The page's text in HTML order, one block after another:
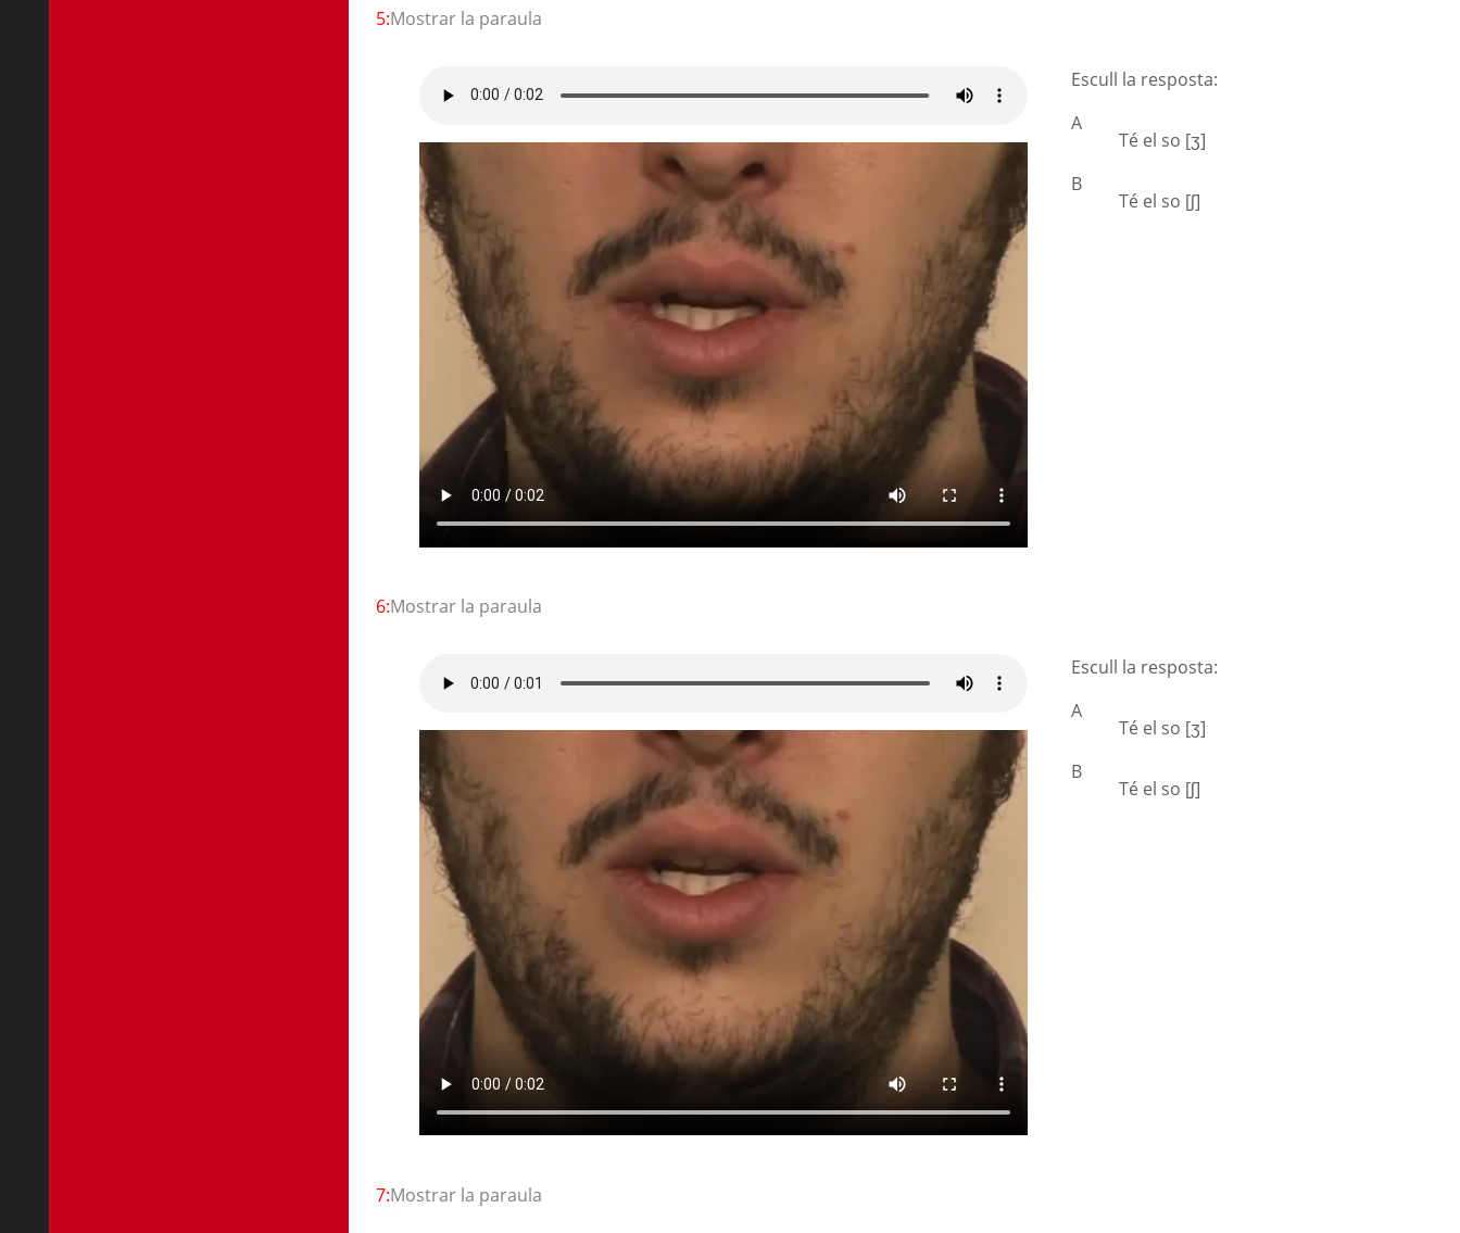
5:Mostrar la paraula
Escull la resposta:
A
Té el so [ʒ]
B
Té el so [ʃ]
6:Mostrar la paraula
Escull la resposta:
A
Té el so [ʒ]
B
Té el so [ʃ]
7:Mostrar la paraula